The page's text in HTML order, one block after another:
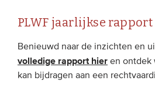
PLWF jaarlijkse rapport
Benieuwd naar de inzichten en
volledige rapport hier en ontdek
kan bijdragen aan een